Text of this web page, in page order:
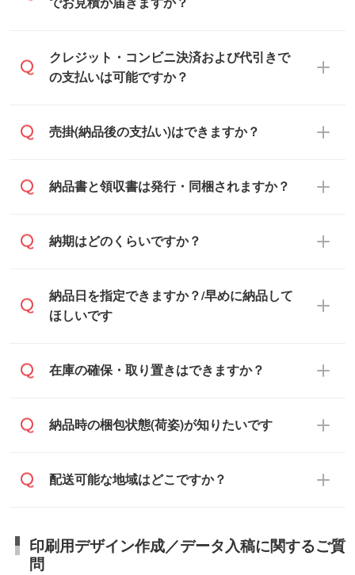
通常、翌営業日までにお送りしておりま
す。混雑状況によっては、お時間をいただ
翌営業日以降のご連絡となります。
クレジット・コンビニ決済および代引きで
の支払いは可能ですか？
銀行振込のみのご対応となります。
売掛(納品後の支払い)はできますか？
基本的には先入金をお願いしております
に対応可能です。
また、卒業・卒園記念品で対策委員会や個
人様からご注文いただく場合でも、お支払
い元が学校や幼稚園・保育園であれば、同
す。
納品書と領収書は発行・同梱されますか？
納品書・領収書は ご依頼をいただいた場合
でお送りします。
原本の郵送をご希望の場合は、担当スタッ
備考欄』よりお知らせください。
納期はどのくらいですか？
・印刷する場合(500個程度)
ご入金、イメージ画像の校了から約2週間
・商品のみ注文する場合(サンプル購入を含
ご入金確認後、1～2営業日で出荷いたし
ます。
納期は商品や数量、印刷方法、ご納品場
納品日を指定できますか？/早めに納品して
ほしいです
ご希望の納期がある場合は、お問い合わ
在庫状況や印刷スケジュールを確認のう
また、お急ぎで印刷をご希望の場合は、最
短5営業日で出荷可能な商品もご用意してお
商品ページにてご確認ください
在庫の確保・取り置きはできますか？
ご入金確認後に在庫を確保し、注文確定の
ださい。
納品時の梱包状態(荷姿)が知りたいです
商品によって異なります。各ページにある
います。(白箱、化粧箱、ブリスターパック
など)
配送可能な地域はどこですか？
日本全国へお届けが可能です。なお、海外
への直接納品は行っておりませんので予め
印刷用デザイン作成／データ入稿に関するご質
問